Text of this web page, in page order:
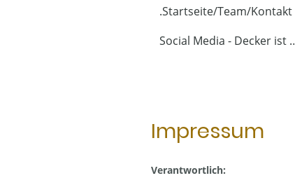
.Startseite/Team/Kontakt
Social
Impressum
Verantwortlich: